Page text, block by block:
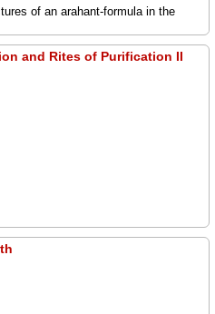
of an arahant-formula in the
and Rites of Purification II